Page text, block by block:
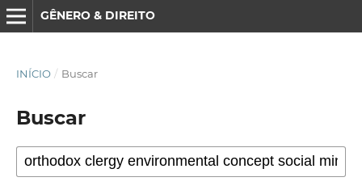
GÊNERO & DIREITO
INÍCIO / Buscar
Buscar